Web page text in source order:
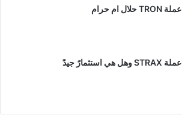
عملة TRON حلال ام حرام​
عملة STRAX وهل هي استثمارً جيدً